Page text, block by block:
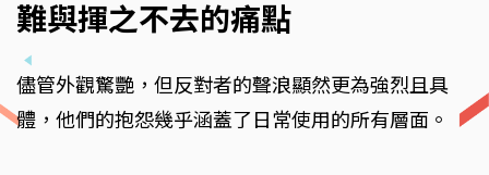
難與揮之不去的痛點
儘管外觀驚艷，但反對者的聲浪顯然更為強烈且具
體，他們的抱怨幾乎涵蓋了日常使用的所有層面。